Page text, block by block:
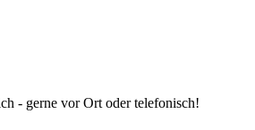
- gerne vor Ort oder telefonisch!